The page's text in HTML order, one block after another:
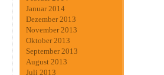
Januar 2014
Dezember 2013
November 2013
Oktober 2013
September 2013
August 2013
Juli 2013